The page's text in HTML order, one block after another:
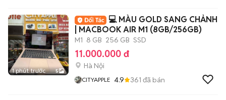
1 phút trước 5
💻 MÀU GOLD SANG CHẢNH
| MACBOOK AIR M1 (8GB/256GB)
M1 8 GB 256 GB SSD
11.000.000 đ
Hà Nội
CITYAPPLE 4.9 361 đã bán